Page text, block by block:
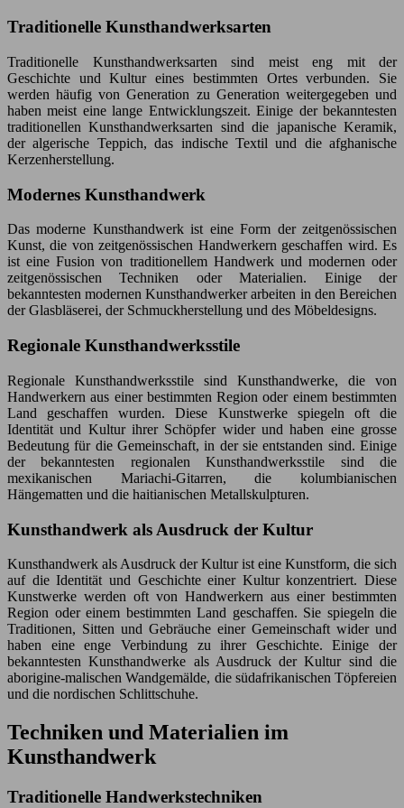
Traditionelle Kunsthandwerksarten
Traditionelle Kunsthandwerksarten sind meist eng mit der
Geschichte und Kultur eines bestimmten Ortes verbunden. Sie
werden häufig von Generation zu Generation weitergegeben und
haben meist eine lange Entwicklungszeit. Einige der bekanntesten
traditionellen Kunsthandwerksarten sind die japanische Keramik,
der algerische Teppich, das indische Textil und die afghanische
Kerzenherstellung.
Modernes Kunsthandwerk
Das moderne Kunsthandwerk ist eine Form der zeitgenössischen
Kunst, die von zeitgenössischen Handwerkern geschaffen wird. Es
ist eine Fusion von traditionellem Handwerk und modernen oder
zeitgenössischen Techniken oder Materialien. Einige der
bekanntesten modernen Kunsthandwerker arbeiten in den Bereichen
der Glasbläserei, der Schmuckherstellung und des Möbeldesigns.
Regionale Kunsthandwerksstile
Regionale Kunsthandwerksstile sind Kunsthandwerke, die von
Handwerkern aus einer bestimmten Region oder einem bestimmten
Land geschaffen wurden. Diese Kunstwerke spiegeln oft die
Identität und Kultur ihrer Schöpfer wider und haben eine grosse
Bedeutung für die Gemeinschaft, in der sie entstanden sind. Einige
der bekanntesten regionalen Kunsthandwerksstile sind die
mexikanischen Mariachi-Gitarren, die kolumbianischen
Hängematten und die haitianischen Metallskulpturen.
Kunsthandwerk als Ausdruck der Kultur
Kunsthandwerk als Ausdruck der Kultur ist eine Kunstform, die sich
auf die Identität und Geschichte einer Kultur konzentriert. Diese
Kunstwerke werden oft von Handwerkern aus einer bestimmten
Region oder einem bestimmten Land geschaffen. Sie spiegeln die
Traditionen, Sitten und Gebräuche einer Gemeinschaft wider und
haben eine enge Verbindung zu ihrer Geschichte. Einige der
bekanntesten Kunsthandwerke als Ausdruck der Kultur sind die
aborigine-malischen Wandgemälde, die südafrikanischen Töpfereien
und die nordischen Schlittschuhe.
Techniken und Materialien im
Kunsthandwerk
Traditionelle Handwerkstechniken